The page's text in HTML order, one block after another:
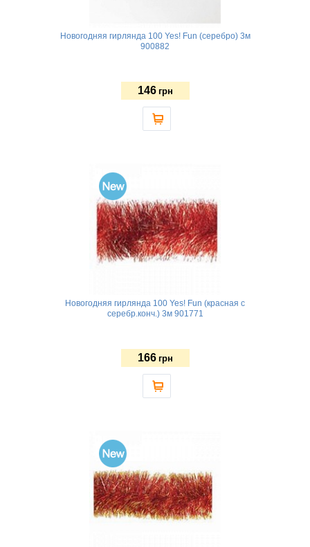
Новогодняя гирлянда 100 Yes! Fun (серебро) 3м
900882
146 грн
Новогодняя гирлянда 100 Yes! Fun (красная с
серебр.конч.) 3м 901771
166 грн